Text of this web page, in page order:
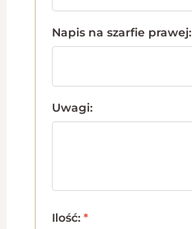
Napis na szarfie prawej:
Uwagi:
Ilość: *